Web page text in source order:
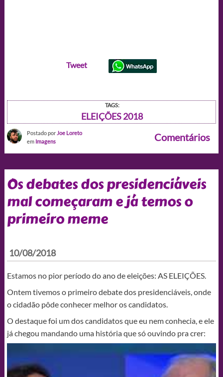
Tweet
TAGS:
ELEIÇÕES 2018
Postado por Joe Loreto
em Imagens Comentários
Os debates dos presidenciáveis
mal começaram e já temos o
primeiro meme
10/08/2018
Estamos no pior período do ano de eleições: AS ELEIÇÕES.
Ontem tivemos o primeiro debate dos presidenciáveis, onde
o cidadão pôde conhecer melhor os candidatos.
O destaque foi um dos candidatos que eu nem conhecia, e ele
já chegou mandando uma história que só ouvindo pra crer: